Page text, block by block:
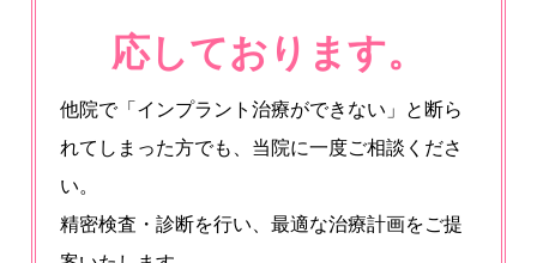
応しております。
他院で「インプラント治療ができない」と断ら
れてしまった方でも、当院に一度ご相談くださ
い。
精密検査・診断を行い、最適な治療計画をご提